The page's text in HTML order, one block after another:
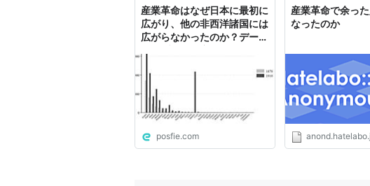
産業革命はなぜ日本に最初に
広がり、他の非西洋諸国には
広がらなかったのか？データ
posfie.com
産業革命で余っ
なったのか